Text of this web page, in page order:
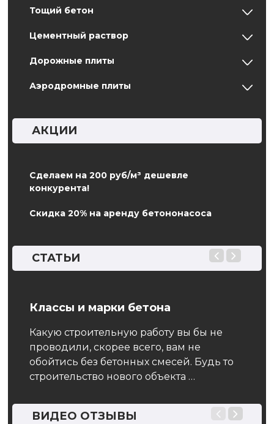
Тощий бетон
Цементный раствор
Дорожные плиты
Аэродромные плиты
АКЦИИ
Сделаем на 200 руб/м³ дешевле
конкурента!
Скидка 20% на аренду бетононасоса
СТАТЬИ
Классы и марки бетона
Какую строительную работу вы бы не
проводили, скорее всего, вам не
обойтись без бетонных смесей. Будь то
строительство нового объекта …
ВИДЕО ОТЗЫВЫ